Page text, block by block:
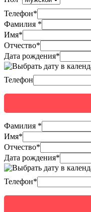
Телефон*
Фамилия *
Имя*
Отчество*
Дата рождения*
Телефон
Фамилия *
Имя*
Отчество*
Дата рождения*
Телефон*